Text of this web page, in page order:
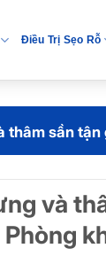
Điều Trị Sẹo Rỗ
thâm sần
và